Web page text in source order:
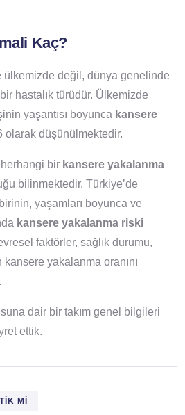
Kaç?
ülkemizde değil, dünya genelinde
hastalık türüdür. Ülkemizde
yaşantısı boyunca kansere
olarak düşünülmektedir.
bir kansere yakalanma
bilinmektedir. Türkiye’de
yaşamları boyunca ve
kansere yakalanma riski
faktörler, sağlık durumu,
yakalanma oranını
dair bir takım genel bilgileri
ettik.
MI